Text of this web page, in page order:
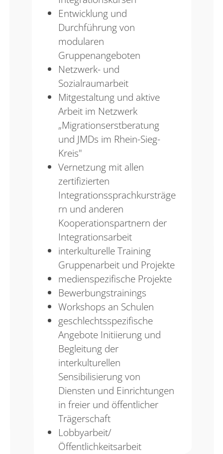
Entwicklung und
Durchführung von
modularen
Gruppenangeboten
Netzwerk- und
Sozialraumarbeit
Mitgestaltung und aktive
Arbeit im Netzwerk
„Migrationserstberatung
und JMDs im Rhein-Sieg-
Kreis"
Vernetzung mit allen
zertifizierten
Integrationssprachkursträge
rn und anderen
Kooperationspartnern der
Integrationsarbeit
interkulturelle Training
Gruppenarbeit und Projekte
medienspezifische Projekte
Bewerbungstrainings
Workshops an Schulen
geschlechtsspezifische
Angebote Initiierung und
Begleitung der
interkulturellen
Sensibilisierung von
Diensten und Einrichtungen
in freier und öffentlicher
Trägerschaft
Lobbyarbeit/
Öffentlichkeitsarbeit